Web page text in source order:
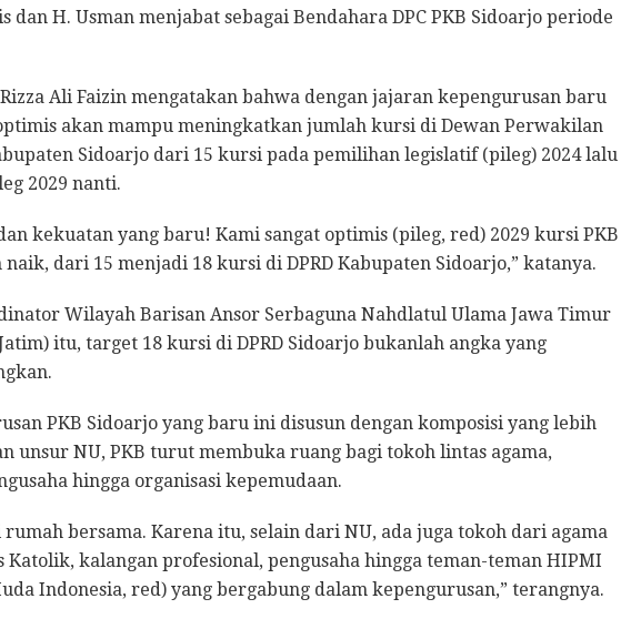
dan H. Usman menjabat sebagai Bendahara DPC PKB Sidoarjo periode
Rizza Ali Faizin mengatakan bahwa dengan jajaran kepengurusan baru
akan mampu meningkatkan jumlah kursi di Dewan Perwakilan
Sidoarjo dari 15 kursi pada pemilihan legislatif (pileg) 2024 lalu
2029 nanti.
kekuatan yang baru! Kami sangat optimis (pileg, red) 2029 kursi PKB
dari 15 menjadi 18 kursi di DPRD Kabupaten Sidoarjo,” katanya.
Wilayah Barisan Ansor Serbaguna Nahdlatul Ulama Jawa Timur
itu, target 18 kursi di DPRD Sidoarjo bukanlah angka yang
PKB Sidoarjo yang baru ini disusun dengan komposisi yang lebih
unsur NU, PKB turut membuka ruang bagi tokoh lintas agama,
hingga organisasi kepemudaan.
rumah bersama. Karena itu, selain dari NU, ada juga tokoh dari agama
kalangan profesional, pengusaha hingga teman-teman HIPMI
Indonesia, red) yang bergabung dalam kepengurusan,” terangnya.